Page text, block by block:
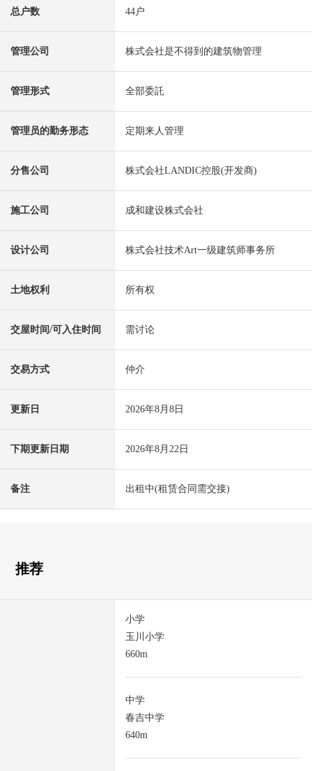
总户数 44户
管理公司 株式会社是不得到的建筑物管理
管理形式 全部委託
管理员的勤务形态 定期来人管理
分售公司 株式会社LANDIC控股(开发商)
施工公司 成和建设株式会社
设计公司 株式会社技术Art一级建筑师事务所
土地权利 所有权
交屋时间/可入住时间 需讨论
交易方式 仲介
更新日 2026年8月8日
下期更新日期 2026年8月22日
备注 出租中(租赁合同需交接)
推荐
小学
玉川小学
660m
中学
春吉中学
640m